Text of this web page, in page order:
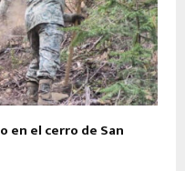
en el cerro de San